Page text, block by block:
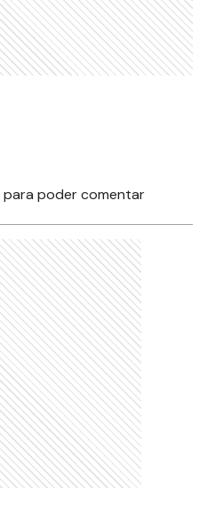
para poder comentar